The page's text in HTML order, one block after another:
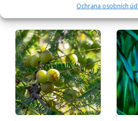
Ochrana osobních